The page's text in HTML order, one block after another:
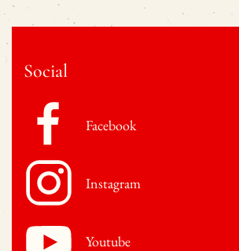
Social
Facebook
Instagram
Youtube